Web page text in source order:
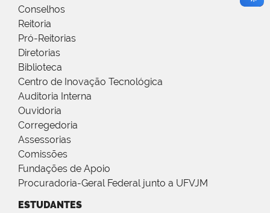
Conselhos
Reitoria
Pró-Reitorias
Diretorias
Biblioteca
Centro de Inovação Tecnológica
Auditoria Interna
Ouvidoria
Corregedoria
Assessorias
Comissões
Fundações de Apoio
Procuradoria-Geral Federal junto a UFVJM
ESTUDANTES